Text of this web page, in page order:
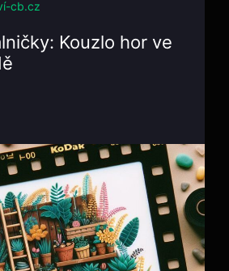
cb.cz
Kouzlo hor ve